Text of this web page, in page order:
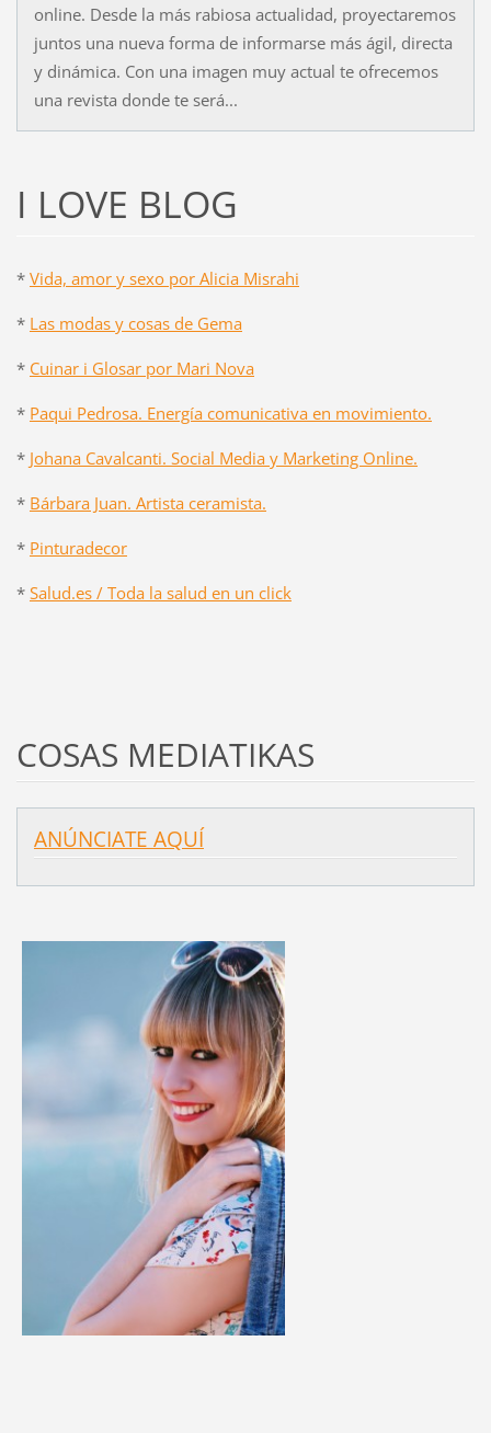
online. Desde la más rabiosa actualidad, proyectaremos
juntos una nueva forma de informarse más ágil, directa
y dinámica. Con una imagen muy actual te ofrecemos
una revista donde te será...
I LOVE BLOG
* Vida, amor y sexo por Alicia Misrahi
* Las modas y cosas de Gema
* Cuinar i Glosar por Mari Nova
* Paqui Pedrosa. Energía comunicativa en movimiento.
* Johana Cavalcanti. Social Media y Marketing Online.
* Bárbara Juan. Artista ceramista.
* Pinturadecor
* Salud.es / Toda la salud en un click
COSAS MEDIATIKAS
ANÚNCIATE AQUÍ